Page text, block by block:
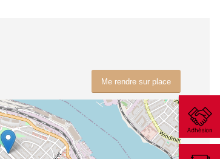
Me rendre sur place